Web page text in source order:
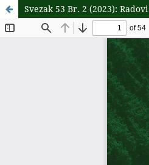
Svezak 53 Br. 2 (2023):